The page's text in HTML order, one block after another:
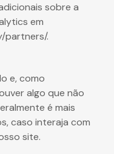
sobre a
em
partners/.
e, como
algo que não
é mais
caso interaja com
site.